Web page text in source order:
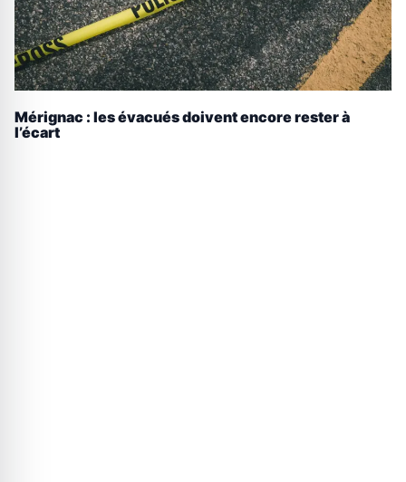
Mérignac : les évacués doivent encore rester à
l’écart